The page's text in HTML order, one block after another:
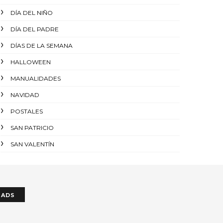
DÍA DEL NIÑO
DÍA DEL PADRE
DÍAS DE LA SEMANA
HALLOWEEN
MANUALIDADES
NAVIDAD
POSTALES
SAN PATRICIO
SAN VALENTÍN
ADS